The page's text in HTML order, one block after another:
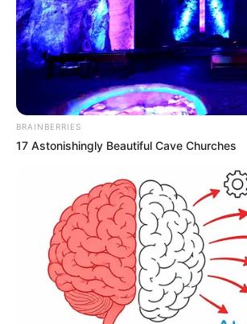
Δεν έδειχνε να αντιδρά ούτε και
αντιλήφθηκε την ανθρώπινη
Συνέχισε κανονικά να τρώει
τροφή των πτηνών.
Πρόκειται για ένα
Όπως θα δείτε και εσείς,
φαγητό δεν δίστασε να μπει σε
αφήνοντας άφωνο τον κάτοικο.
BRAINBERRIES
17 Astonishingly Beautiful Cave Churches